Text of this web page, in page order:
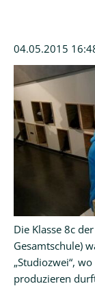
04.05.2015
Die Klasse 8c
Gesamtschule)
„Studiozwei“,
produzieren